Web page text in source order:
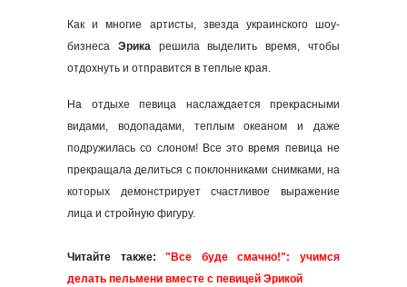
Как и многие артисты, звезда украинского шоу-
бизнеса Эрикарешила выделить время, чтобы
отдохнуть и отправится в теплые края.
На отдыхе певица наслаждается прекрасными
видами, водопадами, теплым океаном и даже
подружилась со слоном! Все это время певица не
прекращала делиться с поклонниками снимками, на
которых демонстрирует счастливое выражение
лица и стройную фигуру.
Читайте также:"Все буде смачно!": учимся
делать пельмени вместе с певицей Эрикой